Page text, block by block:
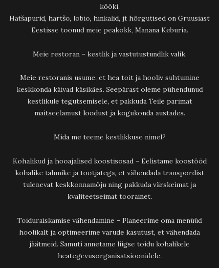
kööki.
Hatšapurid, hartšo, lobio, hinkalid, jt hõrgutised on Gruusiast
Eestisse toonud meie peakokk, Manana Keburia.
Meie restoran – kestlik ja vastutustundlik valik.
Meie restoranis usume, et hea toit ja hooliv suhtumine
keskkonda käivad käsikäes. Seepärast oleme pühendunud
kestlikule tegutsemisele, et pakkuda Teile parimat
maitseelamust loodust ja kogukonda austades.
Mida me teeme kestlikkuse nimel?
Kohalikud ja hooajalised koostisosad – Eelistame koostööd
kohalike talunike ja tootjatega, et vähendada transpordist
tulenevat keskkonnamõju ning pakkuda värskeimat ja
kvaliteetseimat toorainet.
Toiduraiskamise vähendamine – Planeerime oma menüüd
hoolikalt ja optimeerime varude kasutust, et vähendada
jäätmeid. Samuti annetame liigse toidu kohalikele
heategevusorganisatsioonidele.